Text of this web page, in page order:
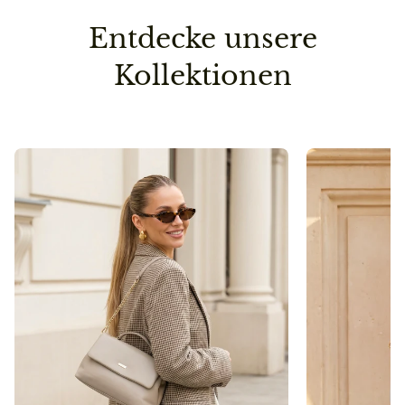
Schweiz: 14,90€
auch die zweite/dritte Ware auf Lager ist.
So sparen wir einen Versandweg und belasten die
Umwelt nicht unnötig.
Pflegehinweis
Bitte vermeidet den Kontakt zu Desinfektionsmittel
oder anderen chemischen Substanzen, da die
Oberfläche dadurch angegriffen werden kann.
Entdecke unsere
Kollektionen